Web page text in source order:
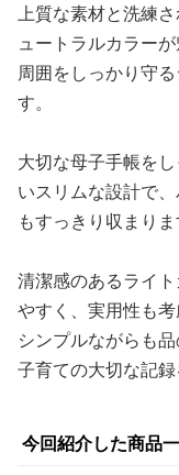
上質な素材と洗練
ュートラルカラーが
周囲をしっかり守
す。
大切な母子手帳を
いスリムな設計で
もすっきり収まりま
清潔感のあるライ
やすく、実用性も考
シンプルながらも
子育ての大切な記録
今回紹介した商品